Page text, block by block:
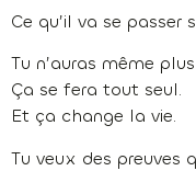
Ce qu’il va se
Tu n’auras même
Ça se fera tout seul.
Et ça change la vie.
Tu veux des preuves